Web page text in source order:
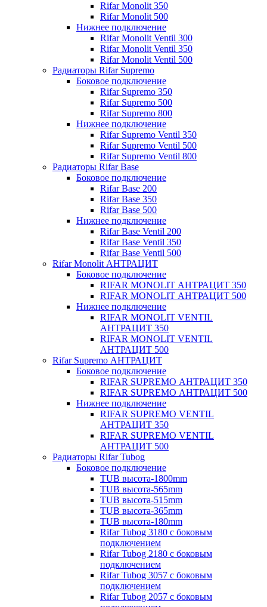
Rifar Monolit 350
Rifar Monolit 500
Нижнее подключение
Rifar Monolit Ventil 300
Rifar Monolit Ventil 350
Rifar Monolit Ventil 500
Радиаторы Rifar Supremo
Боковое подключение
Rifar Supremo 350
Rifar Supremo 500
Rifar Supremo 800
Нижнее подключение
Rifar Supremo Ventil 350
Rifar Supremo Ventil 500
Rifar Supremo Ventil 800
Радиаторы Rifar Base
Боковое подключение
Rifar Base 200
Rifar Base 350
Rifar Base 500
Нижнее подключение
Rifar Base Ventil 200
Rifar Base Ventil 350
Rifar Base Ventil 500
Rifar Monolit АНТРАЦИТ
Боковое подключение
RIFAR MONOLIT АНТРАЦИТ 350
RIFAR MONOLIT АНТРАЦИТ 500
Нижнее подключение
RIFAR MONOLIT VENTIL
АНТРАЦИТ 350
RIFAR MONOLIT VENTIL
АНТРАЦИТ 500
Rifar Supremo АНТРАЦИТ
Боковое подключение
RIFAR SUPREMO АНТРАЦИТ 350
RIFAR SUPREMO АНТРАЦИТ 500
Нижнее подключение
RIFAR SUPREMO VENTIL
АНТРАЦИТ 350
RIFAR SUPREMO VENTIL
АНТРАЦИТ 500
Радиаторы Rifar Tubog
Боковое подключение
TUB высота-1800mm
TUB высота-565mm
TUB высота-515mm
TUB высота-365mm
TUB высота-180mm
Rifar Tubog 3180 с боковым
подключением
Rifar Tubog 2180 с боковым
подключением
Rifar Tubog 3057 с боковым
подключением
Rifar Tubog 2057 с боковым